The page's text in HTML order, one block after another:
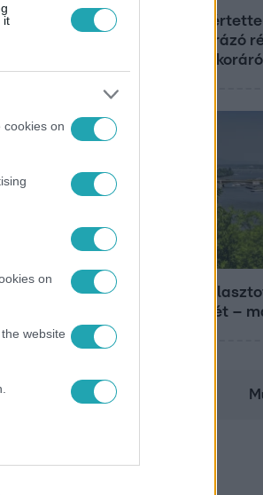
it
cookies on
on
website
„Nem
– megrázó
épületét –